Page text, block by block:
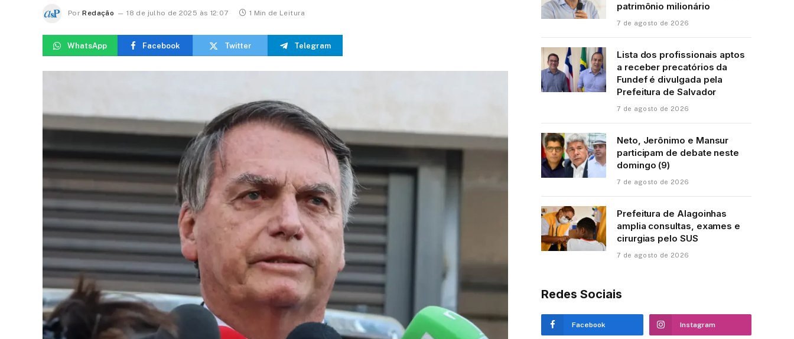
Por Redação 18 de julho de 2025 às 12:07 1 Min de Leitura
WhatsApp Facebook Twitter Telegram
patrimônio milionário
7 de agosto de 2026
Lista dos profissionais aptos
a receber precatórios da
Fundef é divulgada pela
Prefeitura de Salvador
7 de agosto de 2026
Neto, Jerônimo e Mansur
participam de debate neste
domingo (9)
7 de agosto de 2026
Prefeitura de Alagoinhas
amplia consultas, exames e
cirurgias pelo SUS
7 de agosto de 2026
Redes Sociais
Facebook Instagram